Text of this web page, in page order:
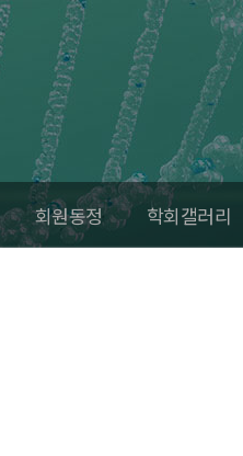
회원동정 학회갤러리